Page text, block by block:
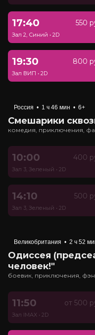
17:40 550
Зал 2, Синий • 2D
19:30 800
Зал ВИП • 2D
Россия • 1 ч 46 мин • 6+
Смешарики
комедия, приключения,
10:00 400
Зал 3, Зеленый • 2D
14:10 500
Зал 3, Зеленый • 2D
Великобритания • 2 ч 52
Одиссея
человек!"
боевик, приключения,
11:50 от 500
Зал IMAX • 2D